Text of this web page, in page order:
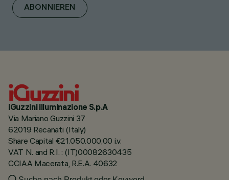
ABONNIEREN
iGuzzini illuminazione S.p.A
Via Mariano Guzzini 37
62019 Recanati (Italy)
Share Capital €21.050.000,00 i.v.
VAT N. and R.I. : (IT)00082630435
CCIAA Macerata, R.E.A. 40632